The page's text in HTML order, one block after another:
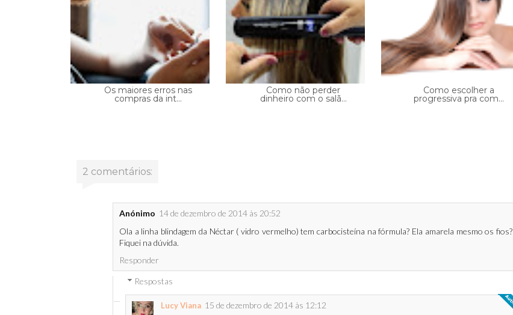
Os maiores erros nas
compras da int...
Como não perder
dinheiro com o salã...
Como escolher a
progressiva pra com...
2 comentários:
Anónimo 14 de dezembro de 2014 às 20:52
Ola a linha blindagem da Néctar ( vidro vermelho) tem carbocisteína na fórmula? Ela amarela mesmo os fios?
Fiquei na dúvida.
Responder
Respostas
Lucy Viana 15 de dezembro de 2014 às 12:12